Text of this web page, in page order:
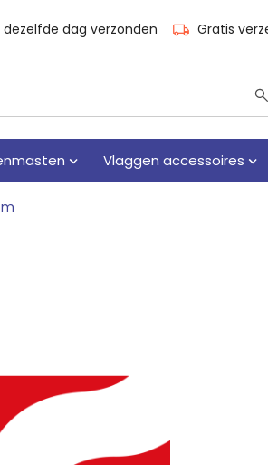
dezelfde dag verzonden Gratis
Vlaggen accessoires